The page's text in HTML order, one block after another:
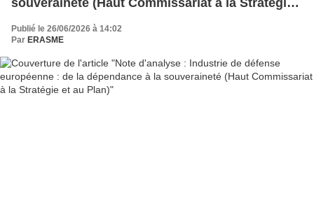
souveraineté (Haut Commissariat à la Stratégie
et au Plan)
Publié le 26/06/2026 à 14:02
Par ERASME